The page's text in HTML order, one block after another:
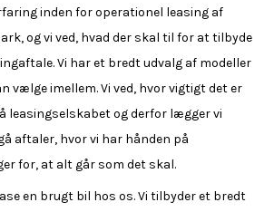
inden for operationel leasing af
og vi ved, hvad der skal til for at tilbyde
Vi har et bredt udvalg af modeller
vælge imellem. Vi ved, hvor vigtigt det er
leasingselskabet og derfor lægger vi
aftaler, hvor vi har hånden på
for, at alt går som det skal.
en brugt bil hos os. Vi tilbyder et bredt